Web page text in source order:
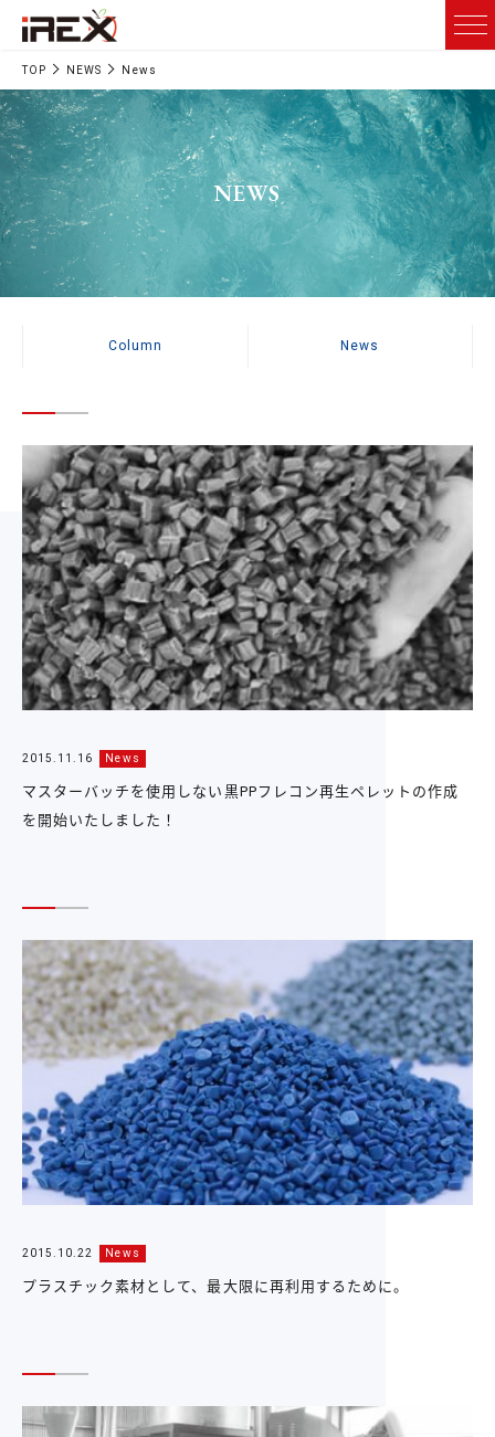
TOP NEWS News
NEWS
Column News
2015.11.16 News
マスターバッチを使用しない黒PPフレコン再生ペレットの作成
を開始いたしました！
2015.10.22 News
プラスチック素材として、最大限に再利用するために。